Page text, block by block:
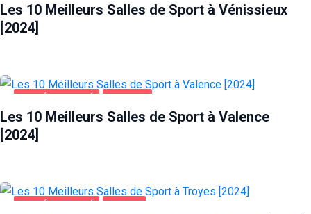
Les 10 Meilleurs Salles de Sport à Vénissieux
[2024]
SANTÉ ET BEAUTÉ VALENCE
Les 10 Meilleurs Salles de Sport à Valence
[2024]
SANTÉ ET BEAUTÉ TROYES